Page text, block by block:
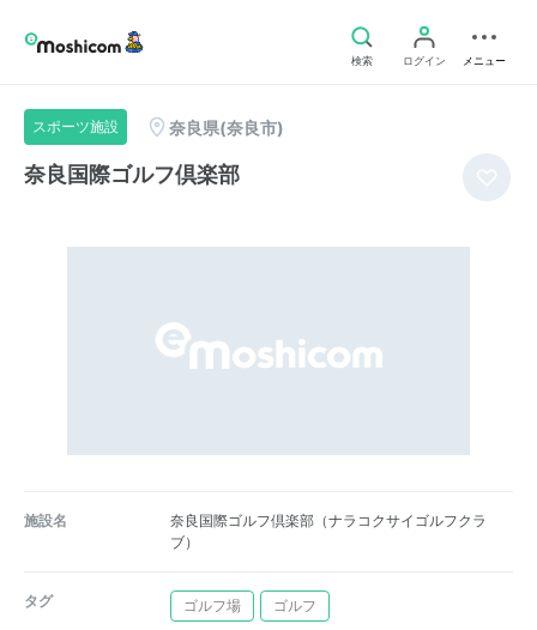
検索 ログイン メニュー
スポーツ施設 奈良県(奈良市)
奈良国際ゴルフ倶楽部
施設名
奈良国際ゴルフ倶楽部（ナラコクサイゴルフクラ
ブ）
タグ ゴルフ場 ゴルフ